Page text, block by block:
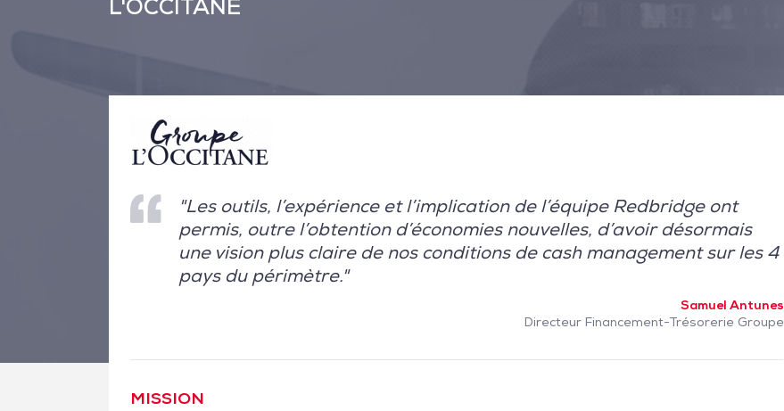
L'OCCITANE
"Les outils, l’expérience et l’implication de l’équipe Redbridge ont
permis, outre l’obtention d’économies nouvelles, d’avoir désormais
une vision plus claire de nos conditions de cash management sur les 4
pays du périmètre."
Samuel Antunes
Directeur Financement-Trésorerie Groupe
MISSION